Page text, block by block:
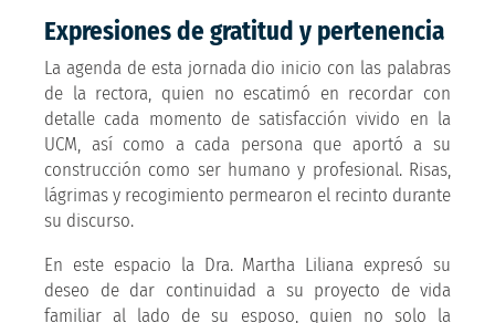
Expresiones de gratitud y pertenencia
La agenda de esta jornada dio inicio con las palabras
de la rectora, quien no escatimó en recordar con
detalle cada momento de satisfacción vivido en la
UCM, así como a cada persona que aportó a su
construcción como ser humano y profesional. Risas,
lágrimas y recogimiento permearon el recinto durante
su discurso.
En este espacio la Dra. Martha Liliana expresó su
deseo de dar continuidad a su proyecto de vida
familiar al lado de su esposo, quien no solo la